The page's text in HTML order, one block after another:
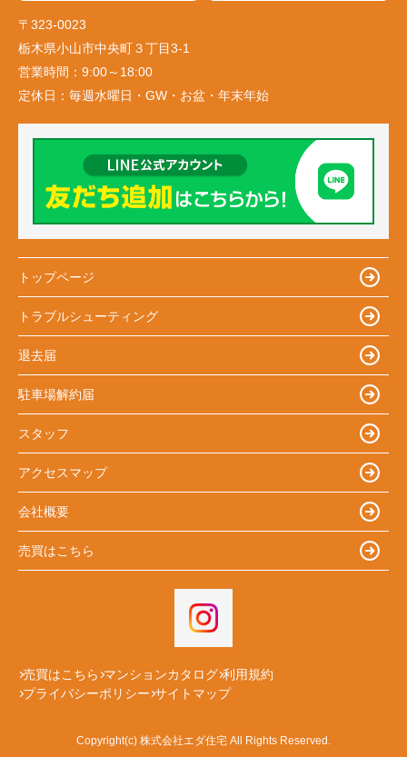
〒323-0023
栃木県小山市中央町３丁目3-1
営業時間： 9:00～18:00
定休日： 毎週水曜日・GW・お盆・年末年始
トップページ
トラブルシューティング
退去届
駐車場解約届
スタッフ
アクセスマップ
会社概要
売買はこちら
売買はこちら マンションカタログ 利用規約
プライバシーポリシー サイトマップ
Copyright(c) 株式会社エダ住宅 All Rights Reserved.